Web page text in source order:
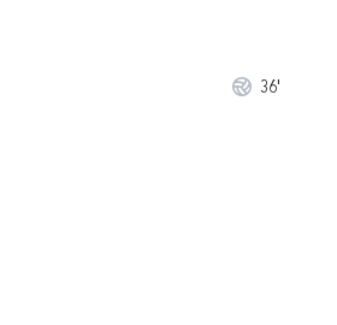
36'